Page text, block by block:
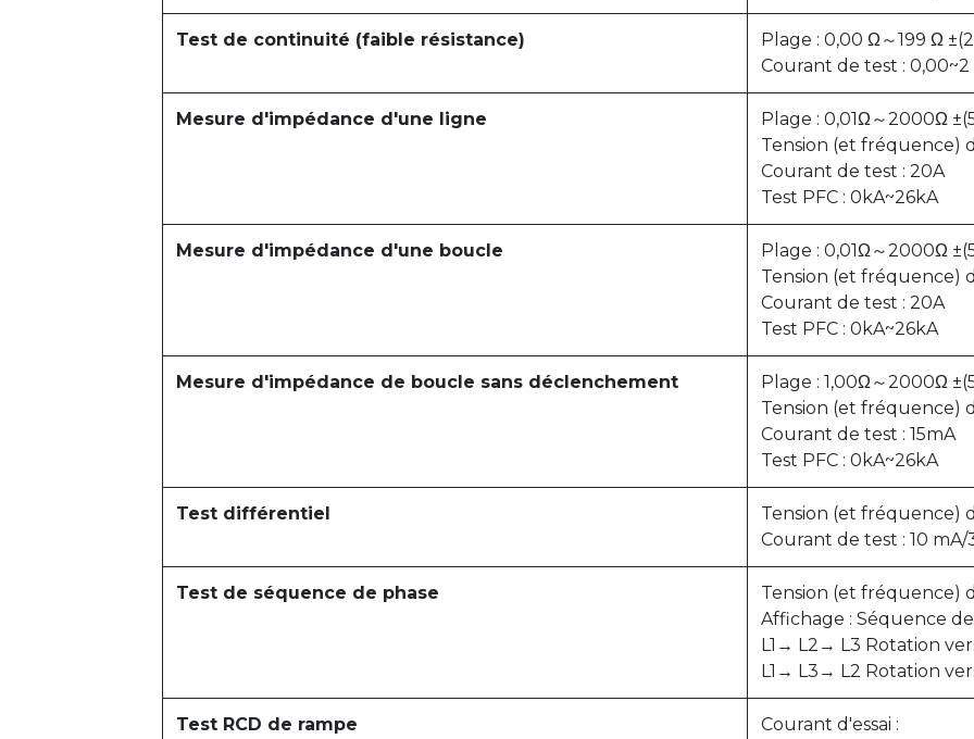
Test de continuité (faible résistance)
Plage : 0,00 Ω～199 Ω ±(2
Courant de test : 0,00~2
Mesure d'impédance d'une ligne
Plage : 0,01Ω～2000Ω
Tension (et fréquence)
Courant de test : 20A
Test PFC : 0kA~26kA
Mesure d'impédance d'une boucle
Plage : 0,01Ω～2000Ω
Tension (et fréquence)
Courant de test : 20A
Test PFC : 0kA~26kA
Mesure d'impédance de boucle sans déclenchement
Plage : 1,00Ω～2000Ω
Tension (et fréquence)
Courant de test : 15mA
Test PFC : 0kA~26kA
Test différentiel
Tension (et fréquence)
Courant de test : 10
Test de séquence de phase
Tension (et fréquence)
Affichage : Séquence de
L1→ L2→ L3 Rotation
L1→ L3→ L2 Rotation
Test RCD de rampe
Courant d'essai :